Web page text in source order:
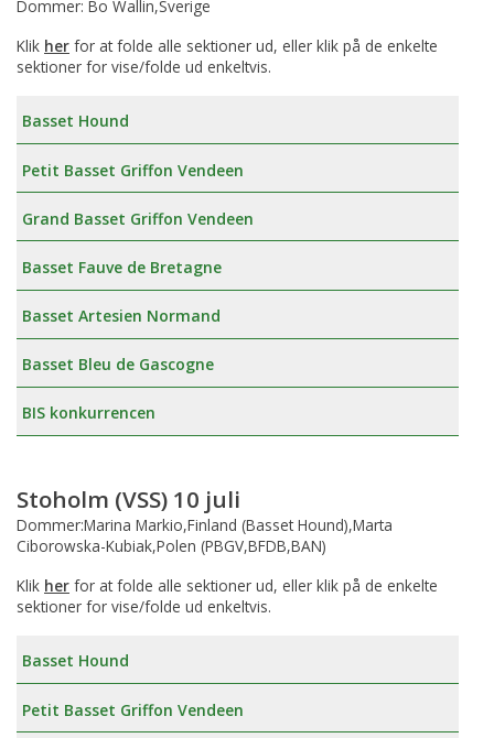
Dommer: Bo Wallin,Sverige
Klik her for at folde alle sektioner ud, eller klik på de enkelte
sektioner for vise/folde ud enkeltvis.
Basset Hound
Petit Basset Griffon Vendeen
Grand Basset Griffon Vendeen
Basset Fauve de Bretagne
Basset Artesien Normand
Basset Bleu de Gascogne
BIS konkurrencen
Stoholm (VSS) 10 juli
Dommer:Marina Markio,Finland (Basset Hound),Marta
Ciborowska-Kubiak,Polen (PBGV,BFDB,BAN)
Klik her for at folde alle sektioner ud, eller klik på de enkelte
sektioner for vise/folde ud enkeltvis.
Basset Hound
Petit Basset Griffon Vendeen